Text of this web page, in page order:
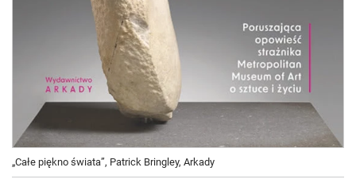
„Całe piękno świata”, Patrick Bringley, Arkady